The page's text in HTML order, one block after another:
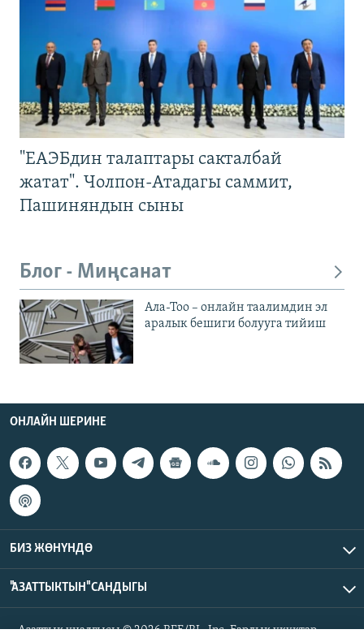
"ЕАЭБдин талаптары сакталбай
жатат". Чолпон-Атадагы саммит,
Пашиняндын сыны
Блог - Миңсанат
Ала-Тоо – онлайн таалимдин эл
аралык бешиги болууга тийиш
ОНЛАЙН ШЕРИНЕ
БИЗ ЖӨНҮНДӨ
"АЗАТТЫКТЫН" САНДЫГЫ
Азаттык үналгысы © 2026 RFE/RL, Inc. Бардык укуктар